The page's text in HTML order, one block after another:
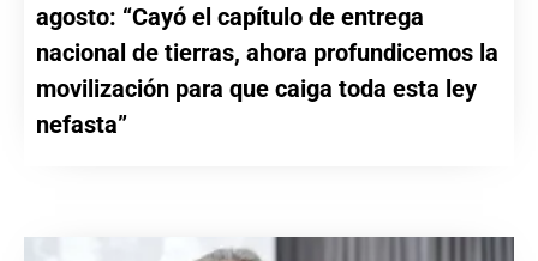
agosto: “Cayó el capítulo de entrega
nacional de tierras, ahora profundicemos la
movilización para que caiga toda esta ley
nefasta”